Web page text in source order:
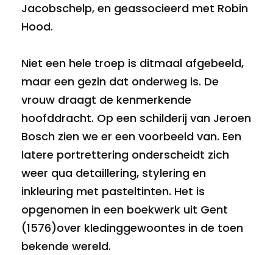
Jacobschelp, en geassocieerd met Robin
Hood.
Niet een hele troep is ditmaal afgebeeld,
maar een gezin dat onderweg is. De
vrouw draagt de kenmerkende
hoofddracht. Op een schilderij van Jeroen
Bosch zien we er een voorbeeld van. Een
latere portrettering onderscheidt zich
weer qua detaillering, stylering en
inkleuring met pasteltinten. Het is
opgenomen in een boekwerk uit Gent
(1576)over kledinggewoontes in de toen
bekende wereld.